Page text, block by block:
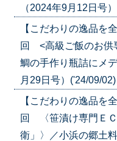
（2024年9月12日号
【こだわりの逸品を
回 <高級ご飯のお供
鯛の手作り瓶詰にメ
月29日号）('24/09/02)
【こだわりの逸品を
回 〈笹漬け専門Ｅ
衛」〉／小浜の郷土